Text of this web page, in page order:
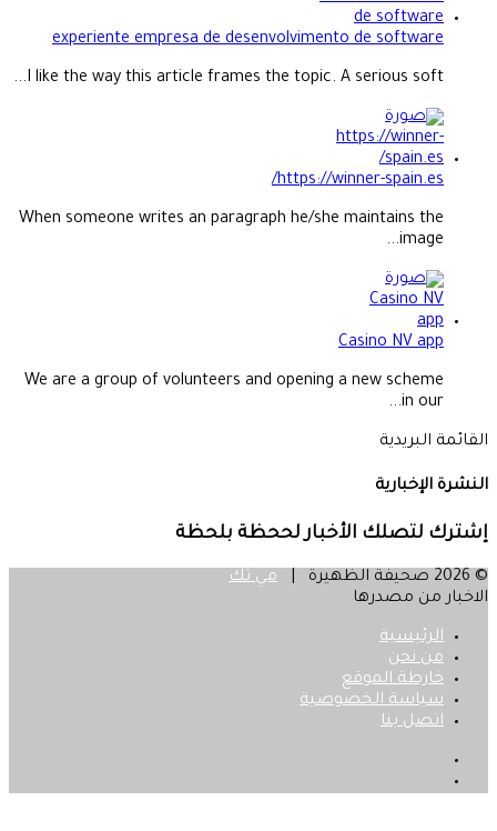
experiente empresa de desenvolvimento de software
I like the way this article frames the topic. A serious soft...
https://winner-spain.es/
When someone writes an paragraph he/she maintains the
image...
Casino NV app
We are a group of volunteers and opening a new scheme
in our...
القائمة البريدية
النشرة الإخبارية
إشترك لتصلك الأخبار لححظة بلحظة
© 2026 صحيفة الظهيرة |
مي تك
الاخبار من مصدرها
الرئيسية
من نحن
خارطة الموقع
سياسة الخصوصية
اتصل بنا